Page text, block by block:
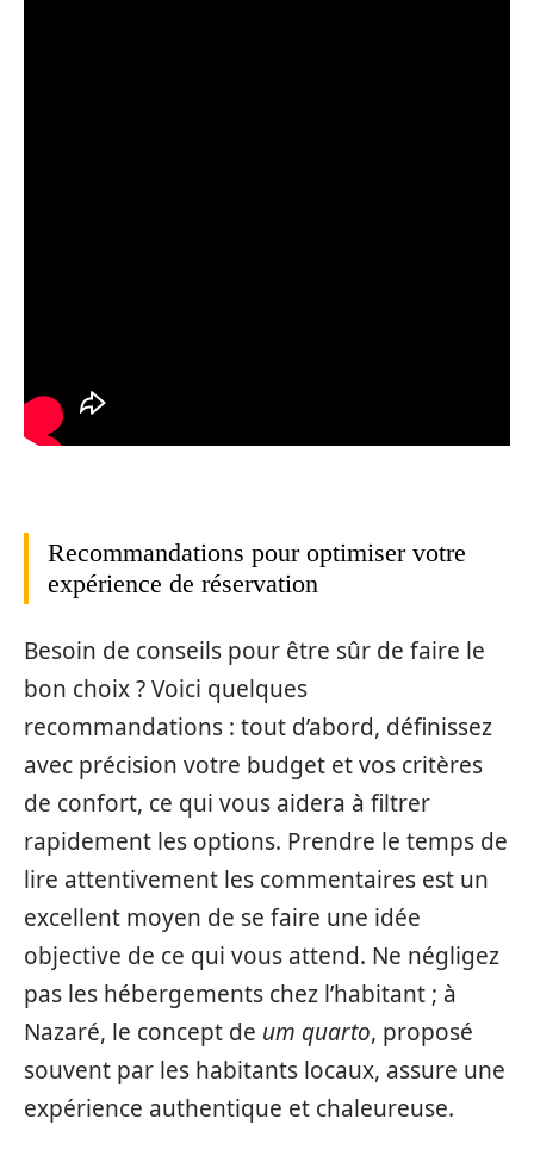
Recommandations pour optimiser votre
expérience de réservation
Besoin de conseils pour être sûr de faire le
bon choix ? Voici quelques
recommandations : tout d’abord, définissez
avec précision votre budget et vos critères
de confort, ce qui vous aidera à filtrer
rapidement les options. Prendre le temps de
lire attentivement les commentaires est un
excellent moyen de se faire une idée
objective de ce qui vous attend. Ne négligez
pas les hébergements chez l’habitant ; à
Nazaré, le concept de um quarto, proposé
souvent par les habitants locaux, assure une
expérience authentique et chaleureuse.